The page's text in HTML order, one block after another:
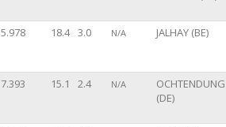
5.978 18.4 3.0 N/A JALHAY (BE)
7.393 15.1 2.4 N/A
OCHTENDUNG
(DE)